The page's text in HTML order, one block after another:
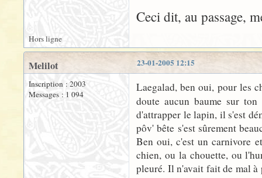
Ceci dit, au passage,
Hors ligne
23-01-2005 12:15
Melilot
Inscription : 2003
Messages : 1 094
Laegalad, ben oui, pour les
doute aucun baume sur
d'attrapper le lapin, il s'est
pôv' bête s'est sûrement
Ben oui, c'est un carnivore
chien, ou la chouette, ou
pleuré. Il n'avait fait de mal à